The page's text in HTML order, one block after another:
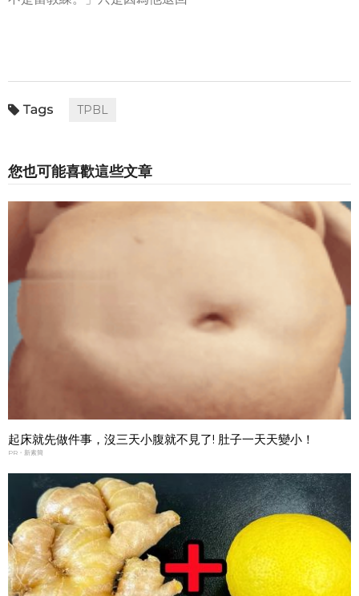
TPBL
您也可能喜歡這些文章
起床就先做件事，沒三天小腹就不見了! 肚子一天天變小！
PR・新素簡